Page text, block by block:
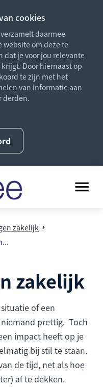
cookies
daarmee
om deze te
dat je voor jou relevante
Door hiernaast op
te zijn met het
van informatie aan
derden.
zakelijk
zakelijk
of een
prettig. Toch
impact heeft op je
bij stil te staan.
de tijd, net als hoe
af te dekken.